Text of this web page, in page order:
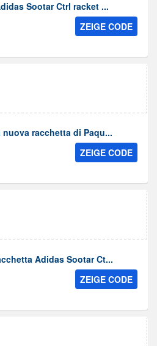
Sootar Ctrl racket ...
ZEIGE CODE
nuova racchetta di Paqu...
ZEIGE CODE
Adidas Sootar Ct...
ZEIGE CODE